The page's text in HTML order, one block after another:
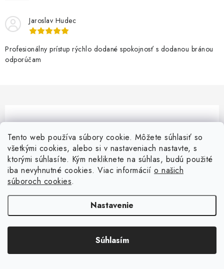
Tento web používa súbory cookie. Môžete súhlasiť so
všetkými cookies, alebo si v nastaveniach nastavte, s
ktorými súhlasíte. Kým nekliknete na súhlas, budú použité
iba nevyhnutné cookies. Viac informácií o našich
súboroch cookies.
Nastavenie
Súhlasím
Jaroslav Hudec
Profesionálny prístup rýchlo dodané spokojnosť s dodanou bránou
odporúčam
Pomôžeme vám s výberom
Potrebujete s niečím poradiť? Sme tu pre vás!
info @pletivoveploty.sk